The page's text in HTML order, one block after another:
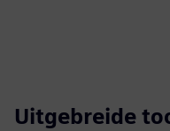
Uitgebreide